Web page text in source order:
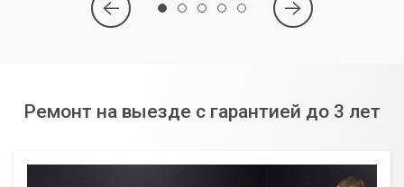
Ремонт на выезде с гарантией до 3 лет